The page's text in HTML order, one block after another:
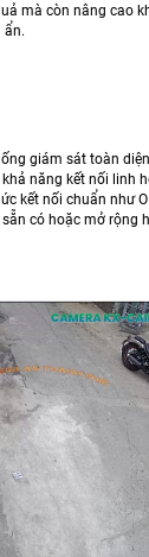
mà còn nâng cao
ẩn.
giám sát toàn
năng kết nối linh
kết nối chuẩn như
có hoặc mở rộng